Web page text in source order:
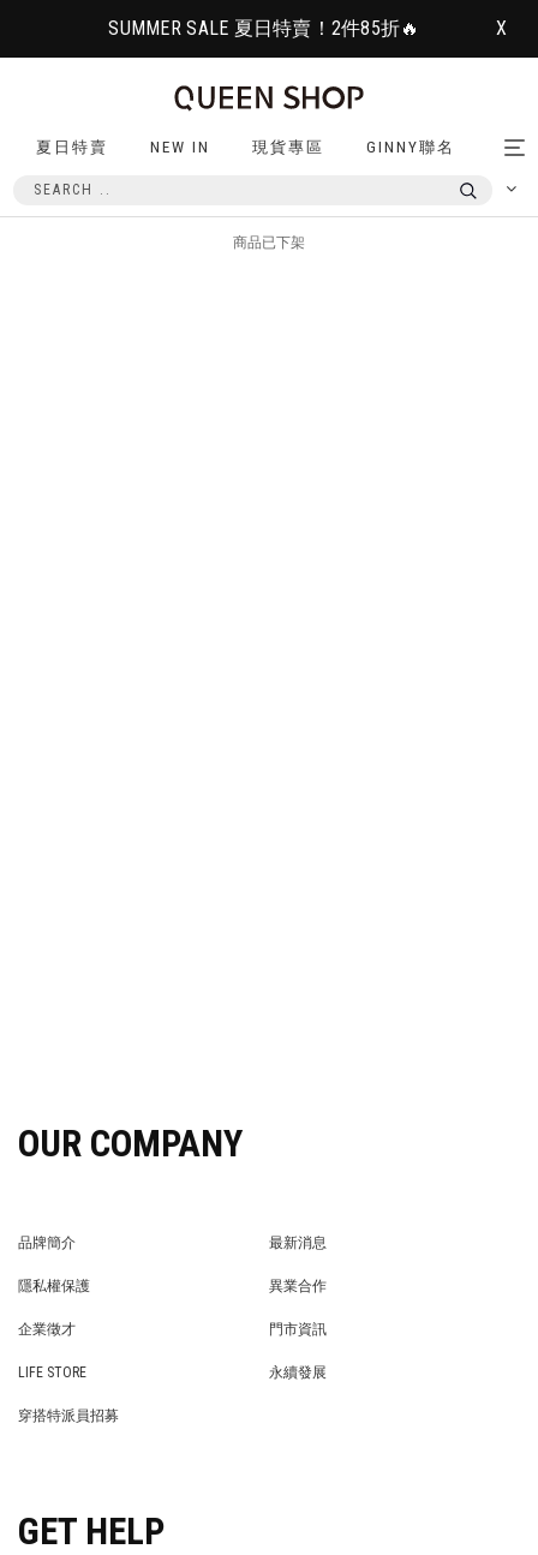
SUMMER SALE 夏日特賣！2件85折🔥 X
夏日特賣 NEW IN 現貨專區 GINNY聯名
商品已下架
OUR COMPANY
品牌簡介
最新消息
隱私權保護
異業合作
企業徵才
門市資訊
LIFE STORE
永續發展
穿搭特派員招募
GET HELP